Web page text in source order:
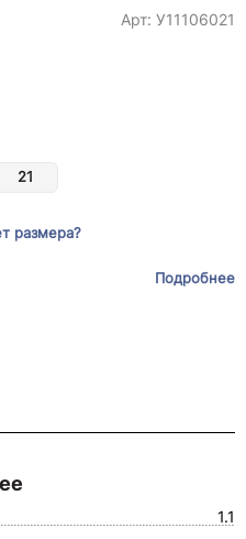
Арт: У11106021
21
размера?
Подробнее
1.1